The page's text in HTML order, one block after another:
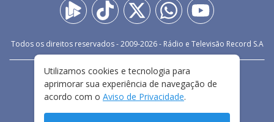
Todos os direitos reservados - 2009-2026- Rádio e Televisão Record S.A
FALE CONOSCO
PRIVACIDADE
TERMOS E CONDIÇÕES DE USO
Utilizamos cookies e tecnologia para
aprimorar sua experiência de navegação de
acordo com o Aviso de Privacidade.